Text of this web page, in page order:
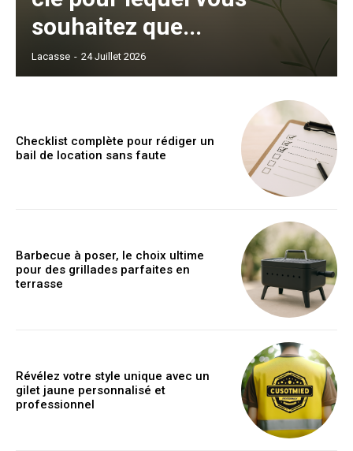
souhaitez que...
Lacasse - 24 Juillet 2026
Checklist complète pour rédiger un
bail de location sans faute
Barbecue à poser, le choix ultime
pour des grillades parfaites en
terrasse
Révélez votre style unique avec un
gilet jaune personnalisé et
professionnel